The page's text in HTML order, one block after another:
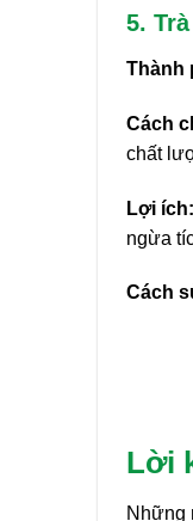
5.
Thành
Cách
chất
Lợi ích:
ngừa
Cách
Lời
Những